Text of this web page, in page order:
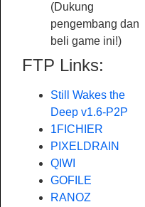
(Dukung
pengembang dan
beli game ini!)
FTP Links:
Still Wakes the
Deep v1.6-P2P
1FICHIER
PIXELDRAIN
QIWI
GOFILE
RANOZ